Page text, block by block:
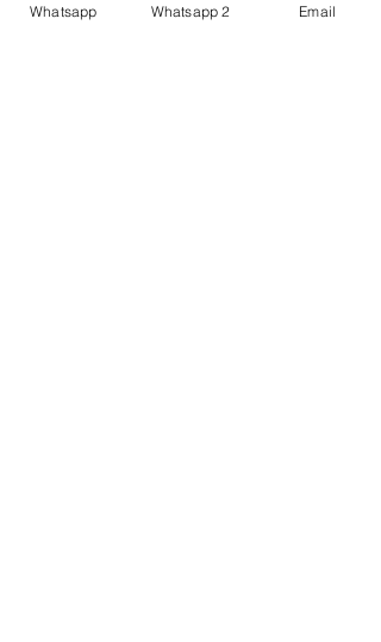
Whatsapp Whatsapp 2 Email